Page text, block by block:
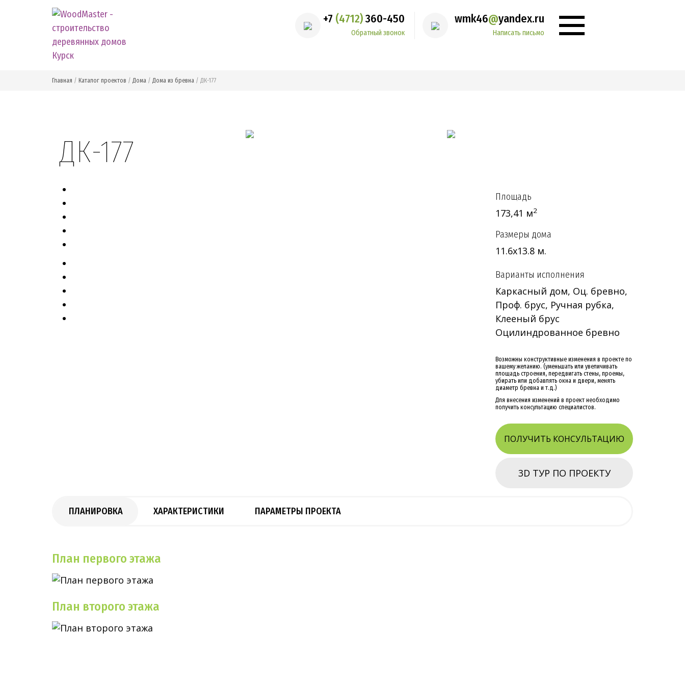
+7 (4712)360-450
Обратный звонок
wmk46@yandex.ru
Написать письмо
Главная / Каталог проектов / Дома / Дома из бревна / ДК-177
ДК-177
Площадь
173,41 м2
Размеры дома
11.6х13.8 м.
Варианты исполнения
Каркасный дом, Оц. бревно,
Проф. брус, Ручная рубка,
Клееный брус
Оцилиндрованное бревно
Возможны конструктивные изменения в проекте по
вашему желанию. (уменьшать или увеличивать
площадь строения, передвигать стены, проемы,
убирать или добавлять окна и двери, менять
диаметр бревна и т.д.)
Для внесения изменений в проект необходимо
получить консультацию специалистов.
ПОЛУЧИТЬ КОНСУЛЬТАЦИЮ
3D ТУР ПО ПРОЕКТУ
ПЛАНИРОВКА ХАРАКТЕРИСТИКИ ПАРАМЕТРЫ ПРОЕКТА
План первого этажа
План второго этажа